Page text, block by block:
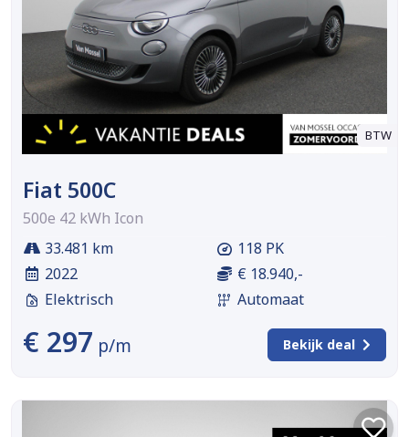
BTW
Fiat 500C
500e 42 kWh Icon
33.481 km
2022
Elektrisch
118 PK
€ 18.940,-
Automaat
€ 297 p/m Bekijk deal